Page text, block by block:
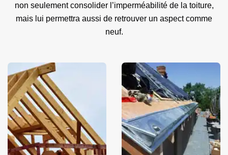
non seulement consolider l’imperméabilité de la toiture,
mais lui permettra aussi de retrouver un aspect comme
neuf.